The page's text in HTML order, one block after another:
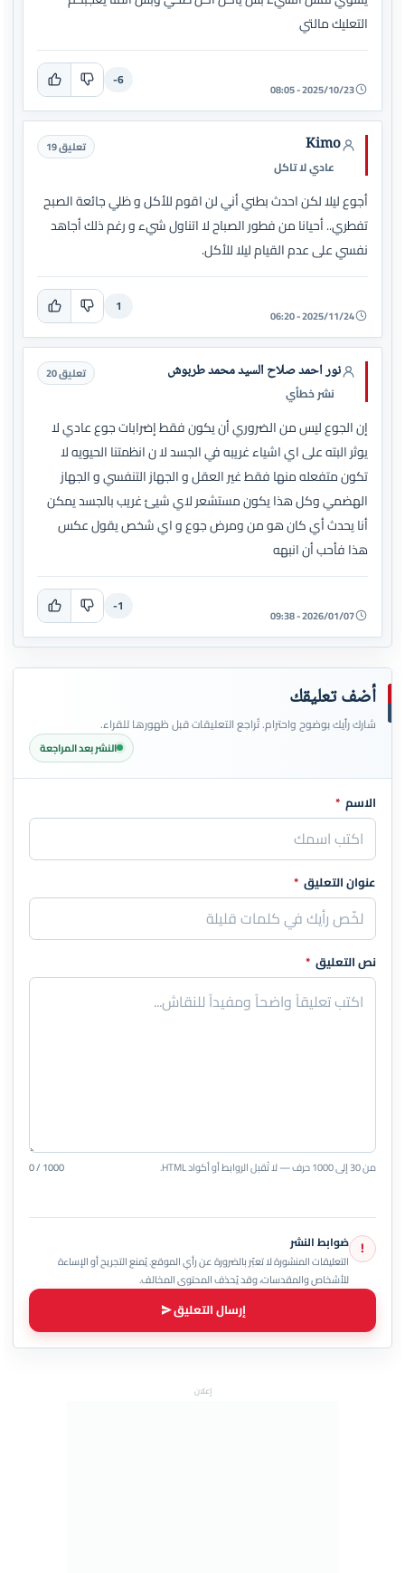
التعليك مالتي
2025/10/23 - 08:05
-6
Kimo
عادي لا تاكل
تعليق 19
أجوع ليلا لكن احدث بطني أني لن اقوم للأكل و ظلي جائعة الصبح
تفطري.. أحيانا من فطور الصباح لا اتناول شيء و رغم ذلك أجاهد
نفسي على عدم القيام ليلا للأكل.
2025/11/24 - 06:20
1
نور احمد صلاح السيد محمد طربوش
نشر خطأي
تعليق 20
إن الجوع ليس من الضروري أن يكون فقط إضرابات جوع عادي لا
يوثر البته على اي اشياء غريبه في الجسد لا ن انظمتنا الحيويه لا
تكون متفعله منها فقط غير العقل و الجهاز التنفسي و الجهاز
الهضمي وكل هذا يكون مستشعر لاي شيئ غريب بالجسد يمكن
أنا يحدث أي كان هو من ومرض جوع و اي شخص يقول عكس
هذا فأحب أن انبهه
2026/01/07 - 09:38
-1
أضف تعليقك
شارك رأيك بوضوح واحترام. تُراجع التعليقات قبل ظهورها للقراء.
النشر بعد المراجعة
اترك هذا الحقل فارغاً
الاسم *
عنوان التعليق *
نص التعليق *
من 30 إلى 1000 حرف — لا تُقبل الروابط أو أكواد HTML. 0 / 1000
! ضوابط النشر
التعليقات المنشورة لا تعبّر بالضرورة عن رأي الموقع. يُمنع التجريح أو الإساءة
للأشخاص والمقدسات، وقد يُحذف المحتوى المخالف.
إرسال التعليق
إعلان